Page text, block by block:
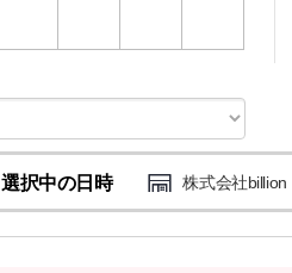
選択中の日時 株式会社billion